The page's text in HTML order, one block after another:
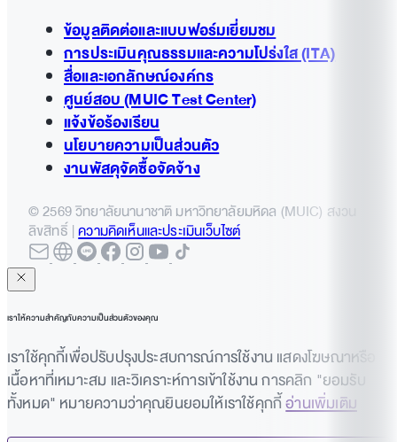
ข้อมูลติดต่อและแบบฟอร์มเยี่ยมชม
การประเมินคุณธรรมและความโปร่งใส (ITA)
สื่อและเอกลักษณ์องค์กร
ศูนย์สอบ (MUIC Test Center)
แจ้งข้อร้องเรียน
นโยบายความเป็นส่วนตัว
งานพัสดุจัดซื้อจัดจ้าง
© 2569 วิทยาลัยนานาชาติ มหาวิทยาลัยมหิดล (MUIC) สงวน
ลิขสิทธิ์ |ความคิดเห็นและประเมินเว็บไซต์
เราให้ความสำคัญกับความเป็นส่วนตัวของคุณ
เราใช้คุกกี้เพื่อปรับปรุงประสบการณ์การใช้งาน แสดงโฆษณาหรือ
เนื้อหาที่เหมาะสม และวิเคราะห์การเข้าใช้งาน การคลิก "ยอมรับ
ทั้งหมด" หมายความว่าคุณยินยอมให้เราใช้คุกกี้อ่านเพิ่มเติม